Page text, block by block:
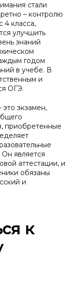
стали
– контролю
4 класса,
улучшить
знаний
годом
в учебе. В
и
ОГЭ.
экзамен,
приобретенные
является
аттестации, и
обязаны
и
к